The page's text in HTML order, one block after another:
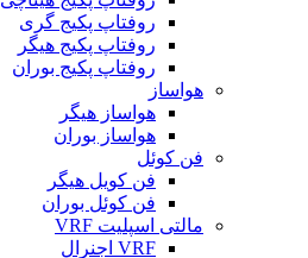
روفتاپ پکیج گری
روفتاپ پکیج هیگر
روفتاپ پکیج بوران
هواساز
هواساز هیگر
هواساز بوران
فن کوئل
فن کویل هیگر
فن کوئل بوران
مالتی اسپلیت VRF
VRF اجنرال